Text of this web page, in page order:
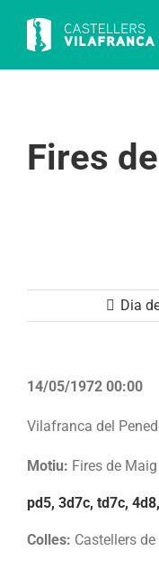
content
Fires
Dia
14/05/1972 00:00
Vilafranca del
Motiu: Fires de Maig
pd5, 3d7c, td7c,
Colles: Castellers